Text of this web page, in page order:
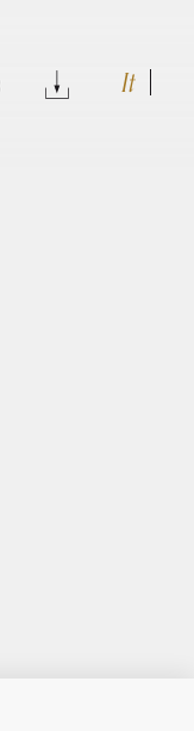
DOWNLOAD
It